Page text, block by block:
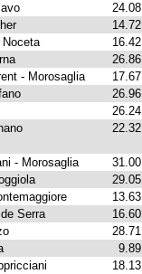
Noceta
- Morosaglia
- Morosaglia
Serra